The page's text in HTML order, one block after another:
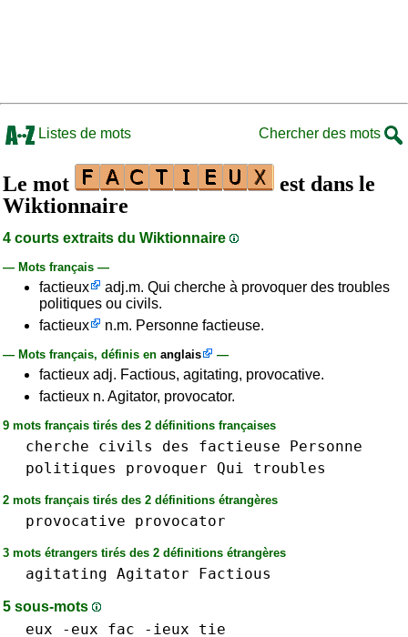
Listes de mots Chercher des mots
Le mot
est dans le
Wiktionnaire
4 courts extraits du Wiktionnaire
— Mots français —
factieux
adj.m. Qui cherche à provoquer des troubles
politiques ou civils.
factieux
n.m. Personne factieuse.
— Mots français, définis en anglais —
factieux adj. Factious, agitating, provocative.
factieux n. Agitator, provocator.
9 mots français tirés des 2 définitions françaises
cherche civils des factieuse
Personne
politiques
provoquer Qui troubles
2 mots français tirés des 2 définitions étrangères
provocative provocator
3 mots étrangers tirés des 2 définitions étrangères
agitating Agitator Factious
5 sous-mots
eux -eux fac -ieux tie